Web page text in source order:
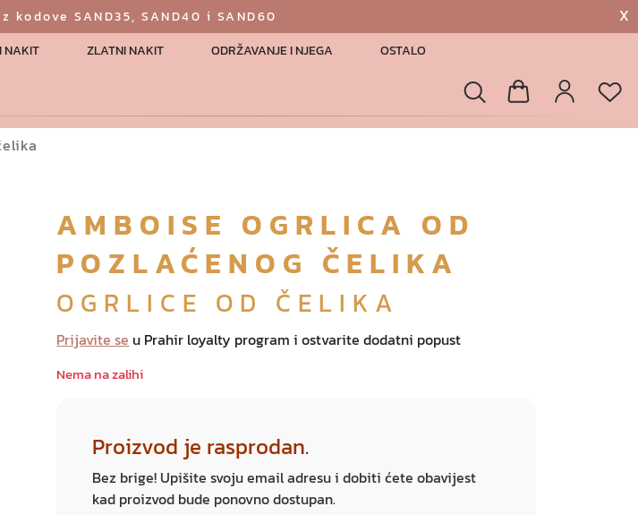
SAND35, SAND40 i SAND60 X
NAKIT ZLATNI NAKIT ODRŽAVANJE I NJEGA OSTALO
Pretraga
AMBOISE OGRLICA OD
POZLAĆENOG ČELIKA
OGRLICE OD ČELIKA
Prijavite se u Prahir loyalty program i ostvarite dodatni popust
Nema na zalihi
Proizvod je rasprodan.
Bez brige! Upišite svoju email adresu i dobiti ćete obavijest
kad proizvod bude ponovno dostupan.